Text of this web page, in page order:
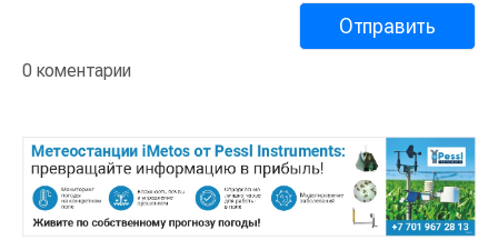
0 коментарии